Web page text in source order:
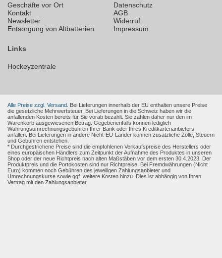
Geschäfte vor Ort
Kontakt
Newsletter
Entsorgung von Altbatterien
Datenschutz
AGB
Widerruf
Impressum
Links
Hockeyzentrale
Alle Preise zzgl. Versand. Bei Lieferungen innerhalb der EU enthalten unsere Preise
die gesetzliche Mehrwertsteuer. Bei Lieferungen in die Schweiz haben wir die
anfallenden Kosten bereits für Sie vorab bezahlt. Sie zahlen daher nur den im
Warenkorb ausgewiesenen Betrag. Gegebenenfalls können lediglich
Währungsumrechnungsgebühren Ihrer Bank oder Ihres Kreditkartenanbieters
anfallen. Bei Lieferungen in andere Nicht-EU-Länder können zusätzliche Zölle, Steuern
und Gebühren entstehen.
* Durchgestrichene Preise sind die empfohlenen Verkaufspreise des Herstellers oder
eines europäischen Händlers zum Zeitpunkt der Aufnahme des Produktes in unseren
Shop oder der neue Richtpreis nach alten Maßstäben vor dem ersten 30.4.2023. Der
Produktpreis und die Portokosten sind nur Richtpreise. Bei Fremdwährungen (Nicht
Euro) kommen noch Gebühren des jeweiligen Zahlungsanbieter und
Umrechnungskurse sowie ggf. weitere Kosten hinzu. Dies ist abhängig von Ihren
Vertrag mit den Zahlungsanbieter.